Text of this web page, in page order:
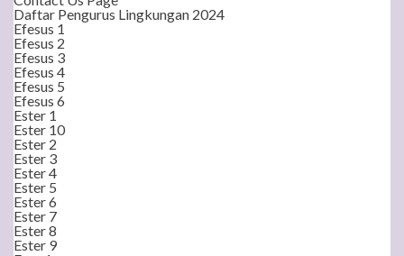
Daftar Pengurus Lingkungan 2024
Efesus 1
Efesus 2
Efesus 3
Efesus 4
Efesus 5
Efesus 6
Ester 1
Ester 10
Ester 2
Ester 3
Ester 4
Ester 5
Ester 6
Ester 7
Ester 8
Ester 9